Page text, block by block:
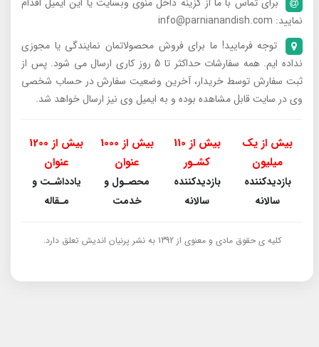
نمایید: info@parnianandish.com
توجه فرمایید! ما برای فروش محصولاتمان نمایندگی یا مجوزی
نداده ایم. همه سفارشات حداکثر تا 5 روز کاری ارسال می شود. پس از
ثبت سفارش توسط خریدار، آخرین وضعیت سفارش در حساب شخصی
وی در سایت قابل مشاهده بوده و به ایمیل وی نیز ارسال خواهد شد.
بیش از یک
میلیون
بازدیدکننده
سالانه
بیش از 110
کشـور
بازدیدکننده
سالانه
بیش از 1000
عنوان
محصـول و
خدمت
بیش از 1200
عنوان
یادداشـت و
مـقاله
کلیه ی حقوق مادی و معنوی از 1392 به نشر پرنیان اندیش تعلق دارد.